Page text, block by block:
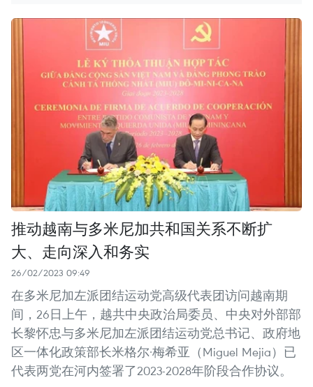
推动越南与多米尼加共和国关系不断扩
大、走向深入和务实
26/02/2023 09:49
在多米尼加左派团结运动党高级代表团访问越南期
间，26日上午，越共中央政治局委员、中央对外部部
长黎怀忠与多米尼加左派团结运动党总书记、政府地
区一体化政策部长米格尔·梅希亚（Miguel Mejia）已
代表两党在河内签署了2023-2028年阶段合作协议。